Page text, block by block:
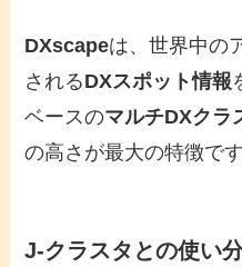
DXscapeは、世界中の
されるDXスポット情報
ベースのマルチDXクラ
の高さが最大の特徴です
J-クラスタとの使い